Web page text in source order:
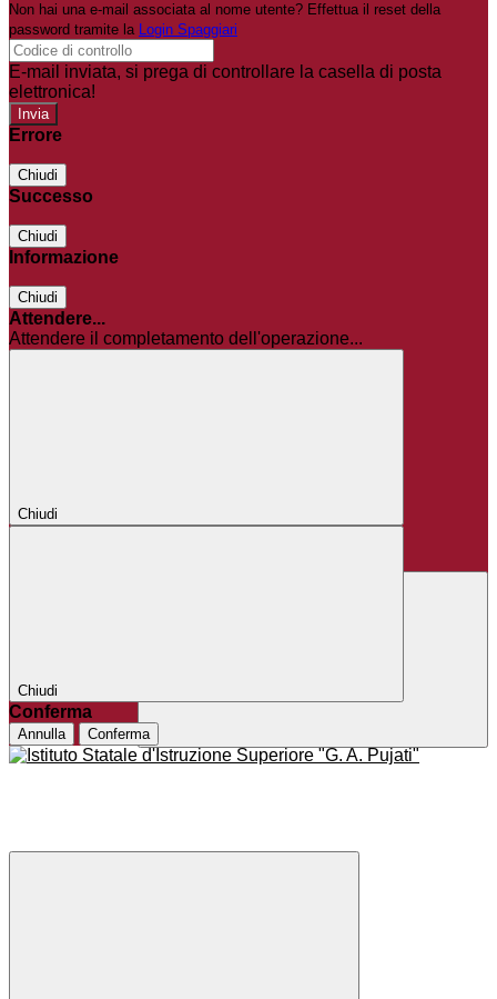
Non hai una e-mail associata al nome utente? Effettua il reset della
password tramite la Login Spaggiari
E-mail inviata, si prega di controllare la casella di posta
elettronica!
Errore
Chiudi
Successo
Chiudi
Informazione
Chiudi
Attendere...
Attendere il completamento dell'operazione...
Chiudi
Chiudi
Conferma
Annulla Conferma